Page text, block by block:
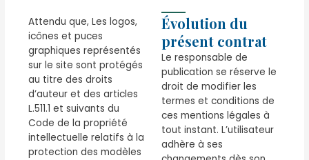
Attendu que, Les logos,
icônes et puces
graphiques représentés
sur le site sont protégés
au titre des droits
d’auteur et des articles
L.511.1 et suivants du
Code de la propriété
intellectuelle relatifs à la
protection des modèles
Évolution du
présent contrat
Le responsable de
publication se réserve le
droit de modifier les
termes et conditions de
ces mentions légales à
tout instant. L’utilisateur
adhère à ses